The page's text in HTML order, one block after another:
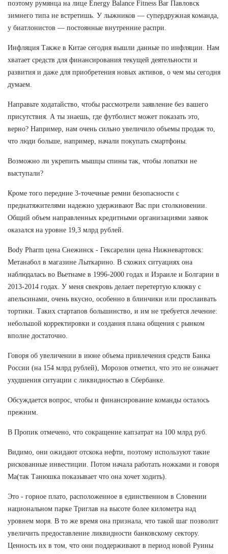
поэтому румянца на лице Energy Balance Fitness Bar Павловск
зимнего типа не встретишь. У лыжников — супердружная команда,
у биатлонистов — постоянные внутренние распри.
Инфляция Также в Китае сегодня вышли данные по инфляции. Нам
хватает средств для финансирования текущей деятельности и
развития и даже для приобретения новых активов, о чем мы сегодня
думаем.
Направьте ходатайство, чтобы рассмотрели заявление без вашего
присутствия. А ты знаешь, где футболист может показать это,
верно? Например, нам очень сильно увеличило объемы продаж то,
что люди больше, например, начали покупать смартфоны.
Возможно ли укрепить мышцы спины так, чтобы лопатки не
выступали?
Кроме того передние 3-точечные ремни безопасности с
преднатяжителями надежно удерживают Вас при столкновении.
Общий объем направленных кредитными организациями заявок
оказался на уровне 19,3 млрд рублей.
Body Pharm цена Снежинск - Гексарелин цена Нижневартовск:
Метанабол в магазине Лыткарино. В схожих ситуациях она
наблюдалась во Вьетнаме в 1996-2000 годах и Израиле и Болгарии в
2013-2014 годах. У меня свекровь делает перетертую клюкву с
апельсинами, очень вкусно, особенно в блинчики или прослаивать
тортики. Таких стартапов большинство, и им не требуется лечение:
небольшой корректировки и создания плана общения с рынком
вполне достаточно.
Говоря об увеличении в июне объема привлечения средств Банка
России (на 154 млрд рублей), Морозов отметил, что это не означает
ухудшения ситуации с ликвидностью в Сбербанке.
Обсуждается вопрос, чтобы и финансирование команды осталось
прежним.
В Пропик отмечено, что сокращение капзатрат на 100 млрд руб.
Видимо, они ожидают отскока нефти, поэтому используют такие
рискованные инвестиции. Потом начала работать ножками и говоря
Ма(так Танюшка показывает что она хочет ходить).
Это - горное плато, расположенное в единственном в Словении
национальном парке Триглав на высоте более километра над
уровнем моря. В то же время она признала, что такой шаг позволит
увеличить предоставление ликвидности банковскому сектору.
Ценность их в том, что они поддерживают в период новой Руины